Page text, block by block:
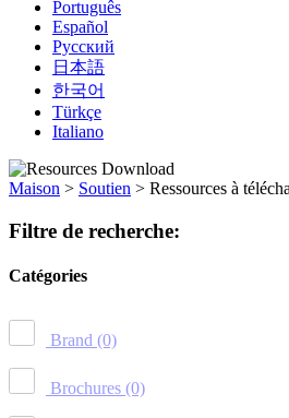
Português
Español
Русский
日本語
한국어
Türkçe
Italiano
Maison > Soutien > Ressources à
Filtre de recherche:
Catégories
Brand (0)
Brochures (0)